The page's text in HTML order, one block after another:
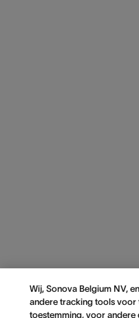
Wij, Sonova Belgium NV,
andere tracking tools voor
toestemming, voor andere